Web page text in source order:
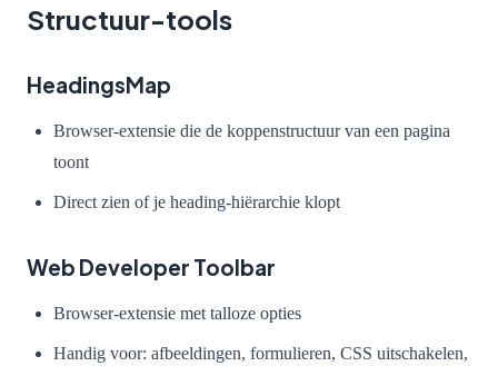
Structuur-tools
HeadingsMap
Browser-extensie die de koppenstructuur van een pagina
toont
Direct zien of je heading-hiërarchie klopt
Web Developer Toolbar
Browser-extensie met talloze opties
Handig voor: afbeeldingen, formulieren, CSS uitschakelen,